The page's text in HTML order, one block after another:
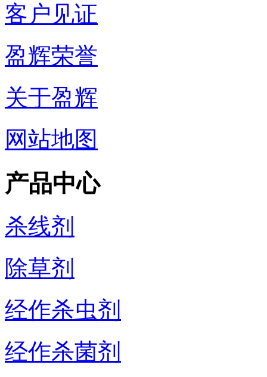
客户见证
盈辉荣誉
关于盈辉
网站地图
产品中心
杀线剂
除草剂
经作杀虫剂
经作杀菌剂